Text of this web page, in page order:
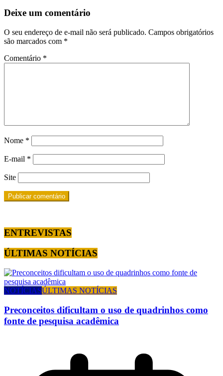
Deixe um comentário
O seu endereço de e-mail não será publicado. Campos obrigatórios
são marcados com *
Comentário *
Nome *
E-mail *
Site
ENTREVISTAS
ÚLTIMAS NOTÍCIAS
NOTÍCIASÚLTIMAS NOTÍCIAS
Preconceitos dificultam o uso de quadrinhos como
fonte de pesquisa acadêmica